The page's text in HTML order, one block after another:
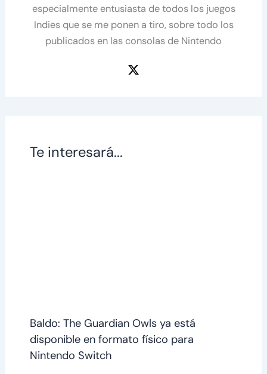
especialmente entusiasta de todos los juegos
Indies que se me ponen a tiro, sobre todo los
publicados en las consolas de Nintendo
Te interesará...
Baldo: The Guardian Owls ya está
disponible en formato físico para
Nintendo Switch